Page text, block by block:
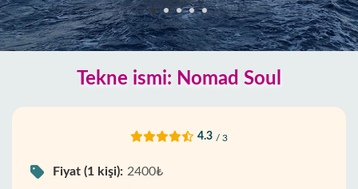
Tekne ismi: Nomad Soul
4.3 / 3
Fiyat (1 kişi): 2400₺